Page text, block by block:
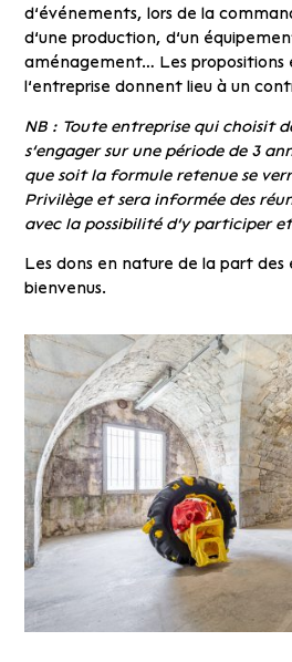
d’événements, lors de la
d’une production, d’un
aménagement… Les propositions
l’entreprise donnent lieu à un
NB : Toute entreprise qui choisit
s’engager sur une période de 3
que soit la formule retenue se
Privilège et sera informée des
avec la possibilité d’y participer
Les dons en nature de la part des
bienvenus.